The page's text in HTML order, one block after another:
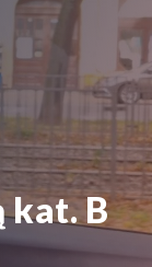
kat. B